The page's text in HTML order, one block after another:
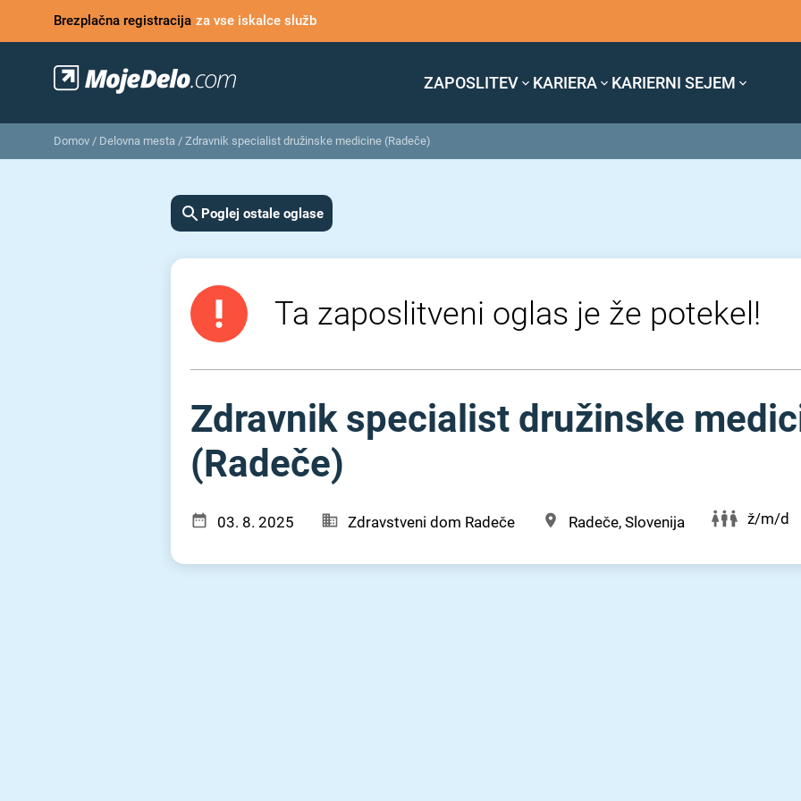
Brezplačna registracija za vse iskalce služb
ZAPOSLITEV KARIERA KARIERNI SEJEM
Domov / Delovna mesta / Zdravnik specialist družinske medicine (Radeče)
Poglej ostale oglase
Ta zaposlitveni oglas je že potekel!
Zdravnik specialist družinske
(Radeče)
03. 8. 2025 Zdravstveni dom Radeče Radeče, Slovenija ž/m/d